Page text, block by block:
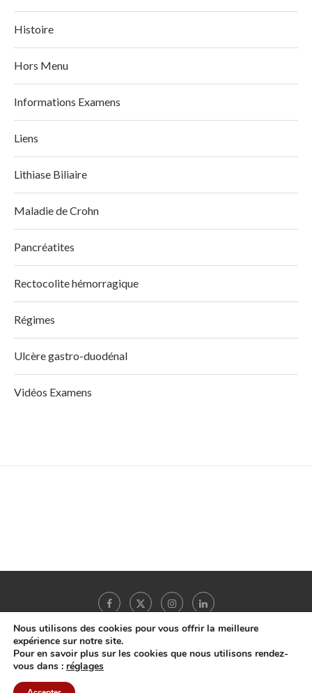
Histoire
Hors Menu
Informations Examens
Liens
Lithiase Biliaire
Maladie de Crohn
Pancréatites
Rectocolite hémorragique
Régimes
Ulcère gastro-duodénal
Vidéos Examens
Copyright © 2022 -MonHepatoGastro.net- Tous droits réservés |A propos|
Nous utilisons des cookies pour vous offrir la meilleure
expérience sur notre site.
Pour en savoir plus sur les cookies que nous utilisons rendez-
vous dans : réglages